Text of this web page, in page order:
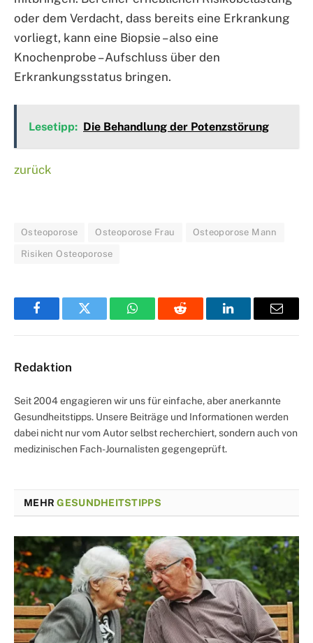
oder dem Verdacht, dass bereits eine Erkrankung
vorliegt, kann eine Biopsie – also eine
Knochenprobe – Aufschluss über den
Erkrankungsstatus bringen.
Lesetipp: Die Behandlung der Potenzstörung
zurück
Osteoporose Osteoporose Frau Osteoporose Mann
Risiken Osteoporose
FacebookTwitter WhatsAppReddit LinkedInEmail
Redaktion
Seit 2004 engagieren wir uns für einfache, aber anerkannte
Gesundheitstipps. Unsere Beiträge und Informationen werden
dabei nicht nur vom Autor selbst recherchiert, sondern auch von
medizinischen Fach-Journalisten gegengeprüft.
MEHRGESUNDHEITSTIPPS